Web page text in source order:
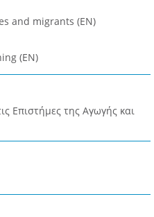
and migrants (EN)
(EN)
Επιστήμες της Αγωγής και